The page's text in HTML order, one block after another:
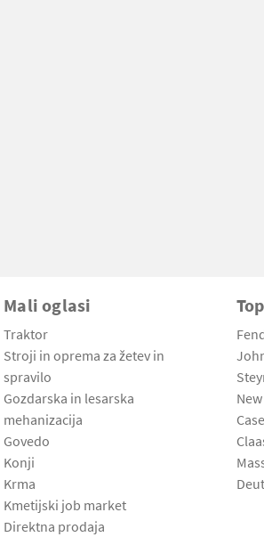
Mali oglasi
Traktor
Stroji in oprema za žetev in
spravilo
Gozdarska in lesarska
mehanizacija
Govedo
Konji
Krma
Kmetijski job market
Direktna prodaja